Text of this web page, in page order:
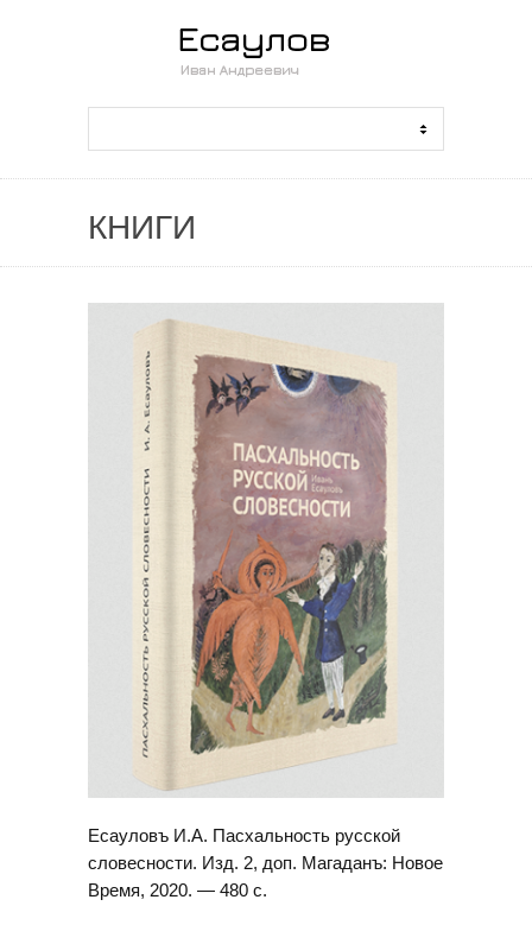
КНИГИ
Есауловъ И.А. Пасхальность русской
словесности. Изд. 2, доп. Магаданъ: Новое
Время, 2020. — 480 с.